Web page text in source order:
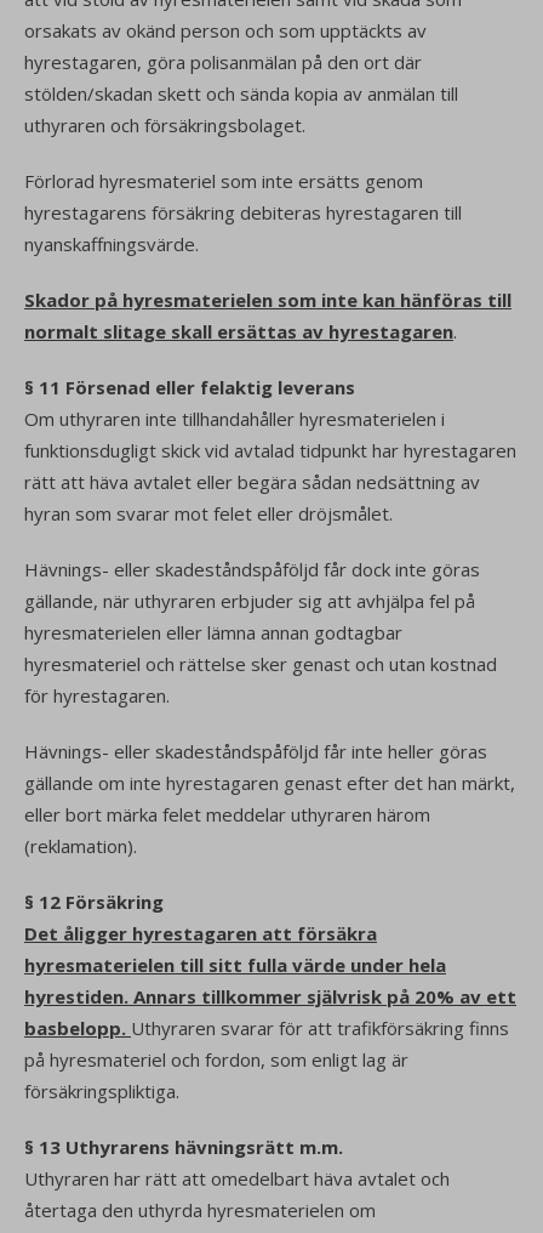
orsakats av okänd person och som upptäckts av
hyrestagaren, göra polisanmälan på den ort där
stölden/skadan skett och sända kopia av anmälan till
uthyraren och försäkringsbolaget.
Förlorad hyresmateriel som inte ersätts genom
hyrestagarens försäkring debiteras hyrestagaren till
nyanskaffningsvärde.
Skador på hyresmaterielen som inte kan hänföras till
normalt slitage skall ersättas av hyrestagaren.
§ 11 Försenad eller felaktig leverans
Om uthyraren inte tillhandahåller hyresmaterielen i
funktionsdugligt skick vid avtalad tidpunkt har hyrestagaren
rätt att häva avtalet eller begära sådan nedsättning av
hyran som svarar mot felet eller dröjsmålet.
Hävnings- eller skadeståndspåföljd får dock inte göras
gällande, när uthyraren erbjuder sig att avhjälpa fel på
hyresmaterielen eller lämna annan godtagbar
hyresmateriel och rättelse sker genast och utan kostnad
för hyrestagaren.
Hävnings- eller skadeståndspåföljd får inte heller göras
gällande om inte hyrestagaren genast efter det han märkt,
eller bort märka felet meddelar uthyraren härom
(reklamation).
§ 12 Försäkring
Det åligger hyrestagaren att försäkra
hyresmaterielen till sitt fulla värde under hela
hyrestiden. Annars tillkommer självrisk på 20% av ett
basbelopp. Uthyraren svarar för att trafikförsäkring finns
på hyresmateriel och fordon, som enligt lag är
försäkringspliktiga.
§ 13 Uthyrarens hävningsrätt m.m.
Uthyraren har rätt att omedelbart häva avtalet och
återtaga den uthyrda hyresmaterielen om